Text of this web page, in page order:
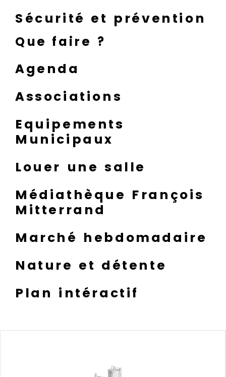
Sécurité et prévention
Que faire ?
Agenda
Associations
Equipements
Municipaux
Louer une salle
Médiathèque François
Mitterrand
Marché hebdomadaire
Nature et détente
Plan intéractif